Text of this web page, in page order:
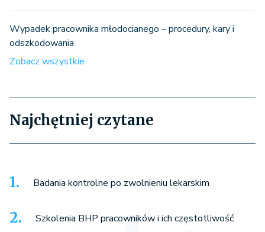
Wypadek pracownika młodocianego – procedury, kary i
odszkodowania
Zobacz wszystkie
Najchętniej czytane
Badania kontrolne po zwolnieniu lekarskim
Szkolenia BHP pracowników i ich częstotliwość